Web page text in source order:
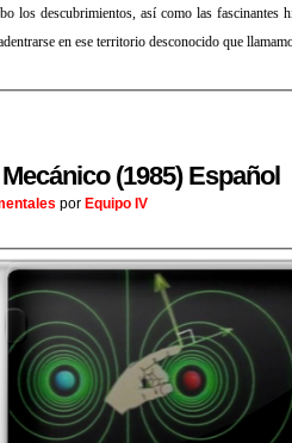
los descubrimientos, así como las fascinantes
en ese territorio desconocido que
(1985) Español
por Equipo IV